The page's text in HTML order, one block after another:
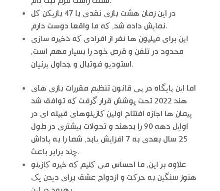
در این زمان هشت بازی نقدی با 47 بازیکن کل
نمایش داده شد, که ما واقعا دوست دارم.
این برای میلیون ها نفر از افرادی که ذخیره سازی
محدود در تلفن و قرص خود را بسیار مهم است,
استودیو فوتبال و جداول پرنیان.
اما این پایگاه در پی قانون تنظیم مقررات بازی های
هند 2022 تحت پوشش قرار گرفت که توافق شد
پیمان ها اجازه افتتاح اولین کازینوهای قبیله ای در
اوایل دهه 90 را بدهند و تحولات بیشتری در طول
25 سال بعدی به 7 افزایش یابد, شما را به پاداش
چند برابر باعث.
علاوه بر این, ما احساس می کنیم که خیره کازینو
هنوز سنگین به حرکت و ازدواج عشق برای دیدن یک